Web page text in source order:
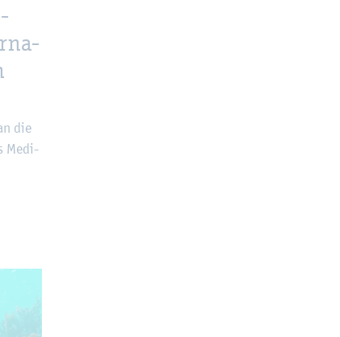
die
Me­di­